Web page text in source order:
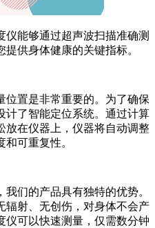
仪能够通过超声波扫描准确测
供身体健康的关键指标。
位置是非常重要的。为了确保
计了智能定位系统。通过计算
放在仪器上，仪器将自动调整
可重复性。
们的产品具有独特的优势。
辐射、无创伤，对身体不会产
仪可以快速测量，仅需数分钟